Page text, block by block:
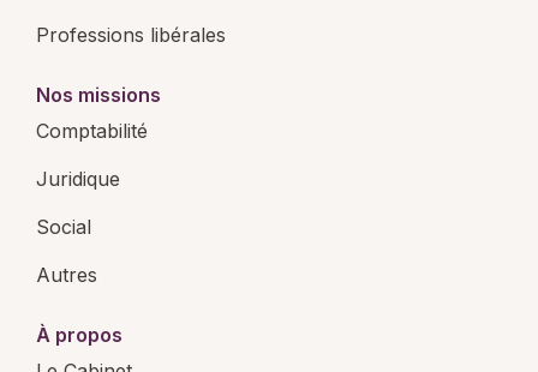
Professions libérales
Nos missions
Comptabilité
Juridique
Social
Autres
À propos